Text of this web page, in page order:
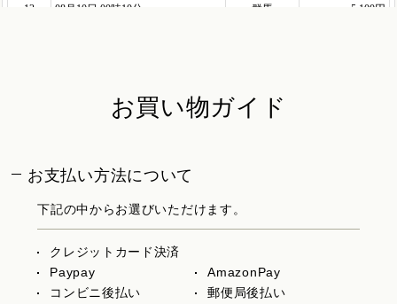
お買い物ガイド
お支払い方法について
下記の中からお選びいただけます。
クレジットカード決済
Paypay
AmazonPay
コンビニ後払い
郵便局後払い